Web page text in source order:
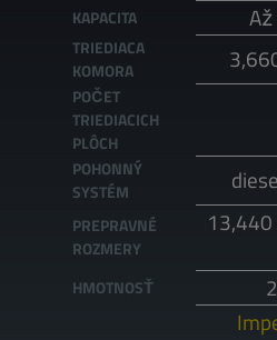
KAPACITA
TRIEDIACA
KOMORA
POČET
TRIEDIACICH
PLÔCH
POHONNÝ
SYSTÉM
PREPRAVNÉ
ROZMERY
HMOTNOSŤ